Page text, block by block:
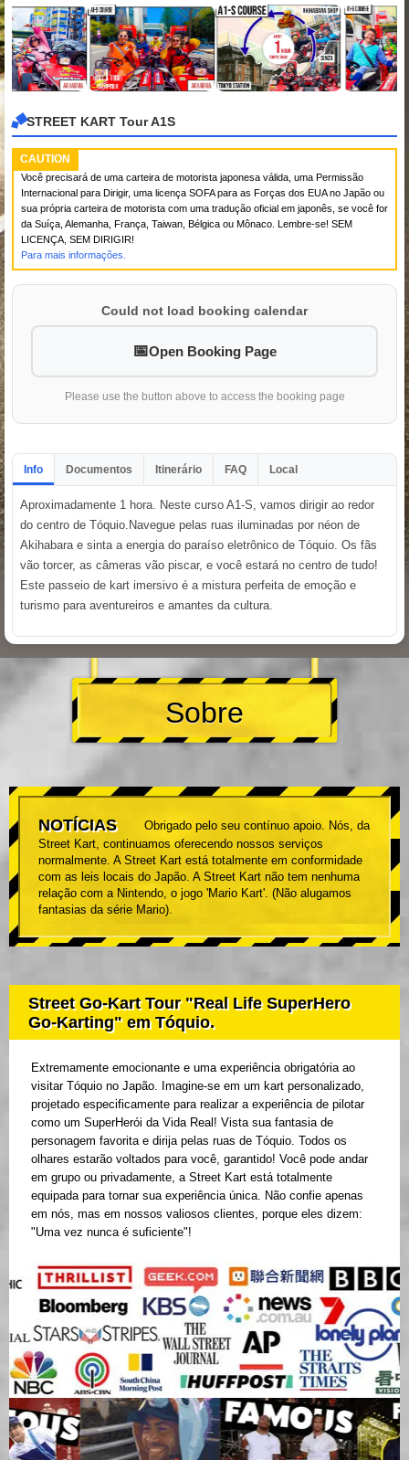
STREET KART Tour A1S
CAUTION
Você precisará de uma carteira de motorista japonesa válida, uma Permissão
Internacional para Dirigir, uma licença SOFA para as Forças dos EUA no Japão ou
sua própria carteira de motorista com uma tradução oficial em japonês, se você for
da Suíça, Alemanha, França, Taiwan, Bélgica ou Mônaco. Lembre-se! SEM
LICENÇA, SEM DIRIGIR!
Para mais informações.
Could not load booking calendar
Open Booking Page
Please use the button above to access the booking page
Info Documentos Itinerário FAQ Local
Aproximadamente 1 hora. Neste curso A1-S, vamos dirigir ao redor
do centro de Tóquio.Navegue pelas ruas iluminadas por néon de
Akihabara e sinta a energia do paraíso eletrônico de Tóquio. Os fãs
vão torcer, as câmeras vão piscar, e você estará no centro de tudo!
Este passeio de kart imersivo é a mistura perfeita de emoção e
turismo para aventureiros e amantes da cultura.
Sobre
NOTÍCIAS
Obrigado pelo seu contínuo apoio. Nós, da
Street Kart, continuamos oferecendo nossos serviços
normalmente. A Street Kart está totalmente em conformidade
com as leis locais do Japão. A Street Kart não tem nenhuma
relação com a Nintendo, o jogo 'Mario Kart'. (Não alugamos
fantasias da série Mario).
Street Go-Kart Tour "Real Life SuperHero
Go-Karting" em Tóquio.
Extremamente emocionante e uma experiência obrigatória ao
visitar Tóquio no Japão. Imagine-se em um kart personalizado,
projetado especificamente para realizar a experiência de pilotar
como um SuperHerói da Vida Real! Vista sua fantasia de
personagem favorita e dirija pelas ruas de Tóquio. Todos os
olhares estarão voltados para você, garantido! Você pode andar
em grupo ou privadamente, a Street Kart está totalmente
equipada para tornar sua experiência única. Não confie apenas
em nós, mas em nossos valiosos clientes, porque eles dizem:
"Uma vez nunca é suficiente"!